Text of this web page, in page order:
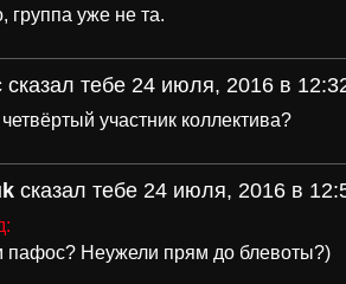
группа уже не та.
сказал тебе 24 июля, 2016 в
участник коллектива?
сказал тебе 24 июля, 2016 в
пафос? Неужели прям до блевоты?)